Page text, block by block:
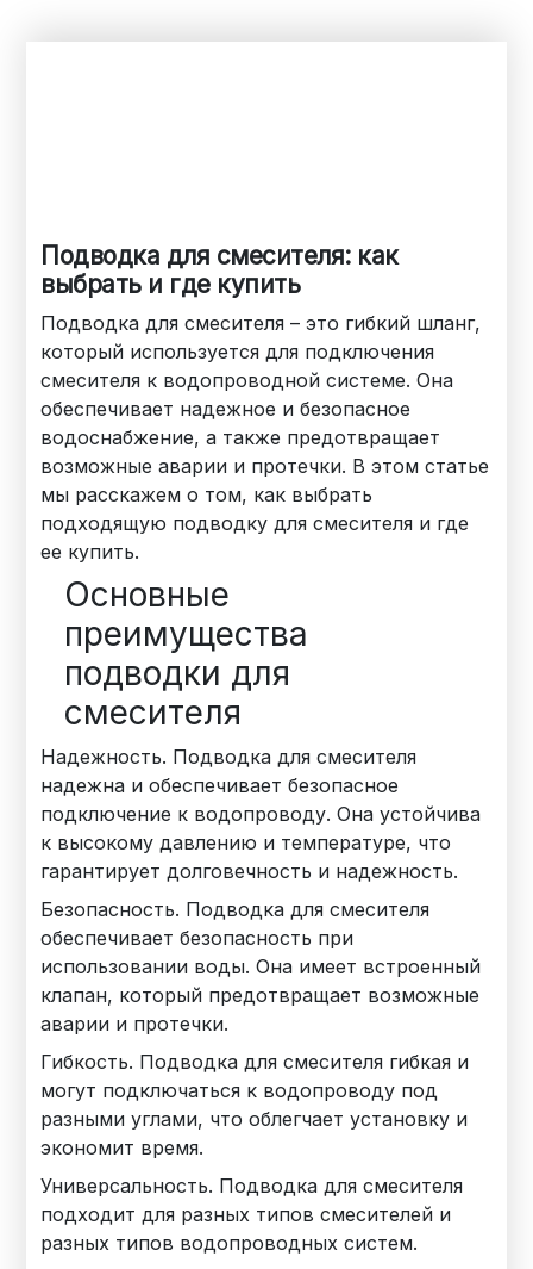
Подводка для смесителя: как
выбрать и где купить
Подводка для смесителя – это гибкий шланг,
который используется для подключения
смесителя к водопроводной системе. Она
обеспечивает надежное и безопасное
водоснабжение, а также предотвращает
возможные аварии и протечки. В этом статье
мы расскажем о том, как выбрать
подходящую подводку для смесителя и где
ее купить.
Основные
преимущества
подводки для
смесителя
Надежность. Подводка для смесителя
надежна и обеспечивает безопасное
подключение к водопроводу. Она устойчива
к высокому давлению и температуре, что
гарантирует долговечность и надежность.
Безопасность. Подводка для смесителя
обеспечивает безопасность при
использовании воды. Она имеет встроенный
клапан, который предотвращает возможные
аварии и протечки.
Гибкость. Подводка для смесителя гибкая и
могут подключаться к водопроводу под
разными углами, что облегчает установку и
экономит время.
Универсальность. Подводка для смесителя
подходит для разных типов смесителей и
разных типов водопроводных систем.